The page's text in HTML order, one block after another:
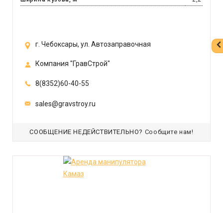
г. Чебоксары, ул. Автозаправочная
Компания "ГравСтрой"
8(8352)60-40-55
sales@gravstroy.ru
СООБЩЕНИЕ НЕДЕЙСТВИТЕЛЬНО? Сообщите нам!